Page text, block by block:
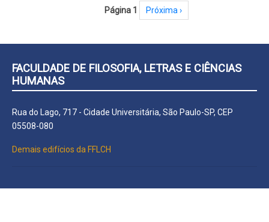
Página 1 Próxima página
Próxima ›
FACULDADE DE FILOSOFIA, LETRAS E CIÊNCIAS
HUMANAS
Rua do Lago, 717 - Cidade Universitária, São Paulo-SP, CEP
05508-080
Demais edifícios da FFLCH